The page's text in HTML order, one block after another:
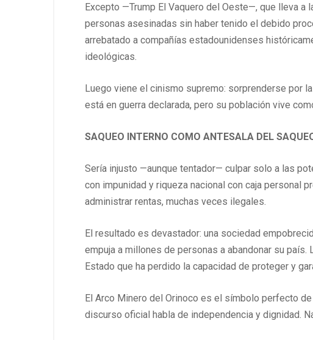
Excepto —Trump El Vaquero del Oeste—, que lleva
personas asesinadas sin haber tenido el debido
arrebatado a compañías estadounidenses
ideológicas.
Luego viene el cinismo supremo: sorprenderse por
está en guerra declarada, pero su población vive
SAQUEO INTERNO COMO ANTESALA DEL
Sería injusto —aunque tentador— culpar solo a las
con impunidad y riqueza nacional con caja personal
administrar rentas, muchas veces ilegales.
El resultado es devastador: una sociedad
empuja a millones de personas a abandonar su
Estado que ha perdido la capacidad de proteger y
El Arco Minero del Orinoco es el símbolo perfecto
discurso oficial habla de independencia y dignidad.